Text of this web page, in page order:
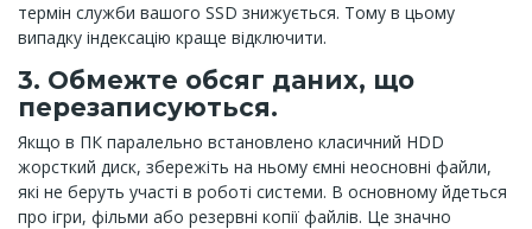
термін служби вашого SSD знижується. Тому в цьому
випадку індексацію краще відключити.
3. Обмежте обсяг даних, що
перезаписуються.
Якщо в ПК паралельно встановлено класичний HDD
жорсткий диск, збережіть на ньому ємні неосновні файли,
які не беруть участі в роботі системи. В основному йдеться
про ігри, фільми або резервні копії файлів. Це значно